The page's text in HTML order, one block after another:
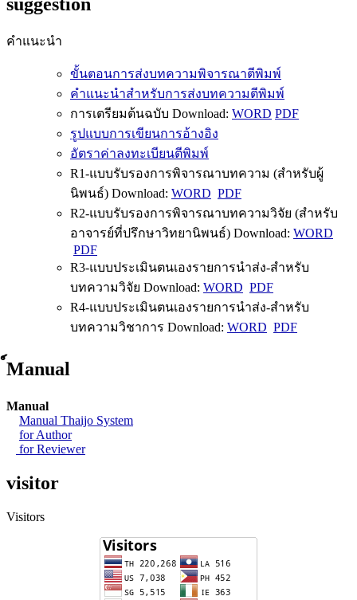
คำแนะนำ
ขั้นตอนการส่งบทความพิจารณาตีพิมพ์
คำแนะนำสำหรับการส่งบทความตีพิมพ์
การเตรียมต้นฉบับ Download: WORD PDF
รูปแบบการเขียนการอ้างอิง
อัตราค่าลงทะเบียนตีพิมพ์
R1-แบบรับรองการพิจารณาบทความ (สำหรับผู้
นิพนธ์) Download: WORD PDF
R2-แบบรับรองการพิจารณาบทความวิจัย (สำหรับ
อาจารย์ที่ปรึกษาวิทยานิพนธ์) Download: WORD
PDF
R3-แบบประเมินตนเองรายการนำส่ง-สำหรับ
บทความวิจัย Download: WORD PDF
R4-แบบประเมินตนเองรายการนำส่ง-สำหรับ
บทความวิชาการ Download: WORD PDF
์Manual
Manual
Manual Thaijo System
for Author
for Reviewer
visitor
Visitors